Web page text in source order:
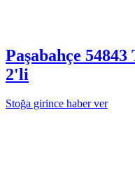
Paşabahçe 54843
2'li
Stoğa girince haber ver